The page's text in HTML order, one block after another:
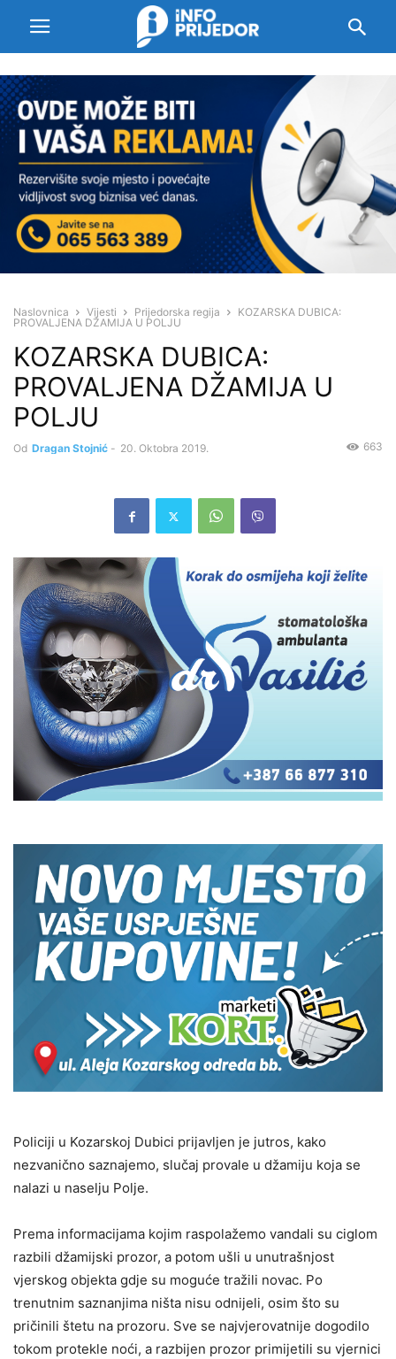
Naslovnica Vijesti Prijedorska regija
KOZARSKA DUBICA:
PROVALJENA DŽAMIJA U POLJU
KOZARSKA DUBICA:
PROVALJENA DŽAMIJA U
POLJU
Od Dragan Stojnić - 20. Oktobra 2019. 663
Policiji u Kozarskoj Dubici prijavljen je jutros, kako
nezvanično saznajemo, slučaj provale u džamiju koja se
nalazi u naselju Polje.
Prema informacijama kojim raspolažemo vandali su ciglom
razbili džamijski prozor, a potom ušli u unutrašnjost
vjerskog objekta gdje su moguće tražili novac. Po
trenutnim saznanjima ništa nisu odnijeli, osim što su
pričinili štetu na prozoru. Sve se najvjerovatnije dogodilo
tokom protekle noći, a razbijen prozor primijetili su vjernici